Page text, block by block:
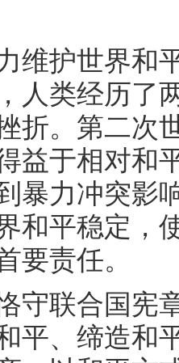
护世界和平
人类经历了
折。第二次
益于相对和
暴力冲突影
和平稳定，
要责任。
联合国宪章
平、缔造和